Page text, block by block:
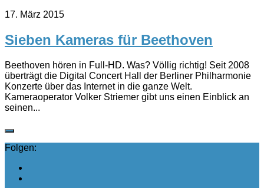
17. März 2015
Sieben Kameras für Beethoven
Beethoven hören in Full-HD. Was? Völlig richtig! Seit 2008
überträgt die Digital Concert Hall der Berliner Philharmonie
Konzerte über das Internet in die ganze Welt.
Kameraoperator Volker Striemer gibt uns einen Einblick an
seinen...
Folgen: